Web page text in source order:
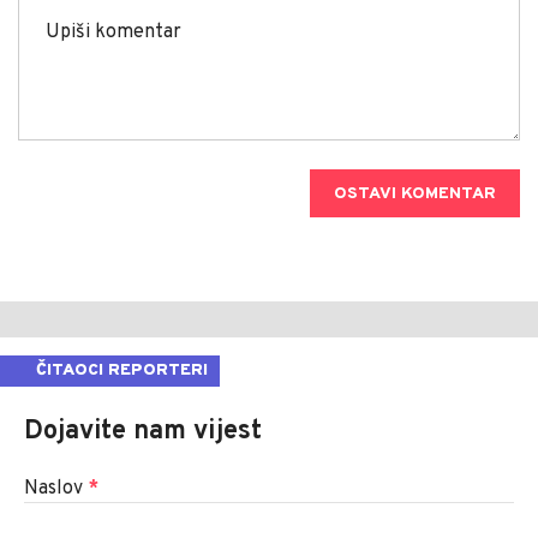
OSTAVI KOMENTAR
ČITAOCI REPORTERI
Dojavite nam vijest
Naslov *